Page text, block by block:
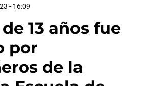
- 16:09
13 años fue
por
de la